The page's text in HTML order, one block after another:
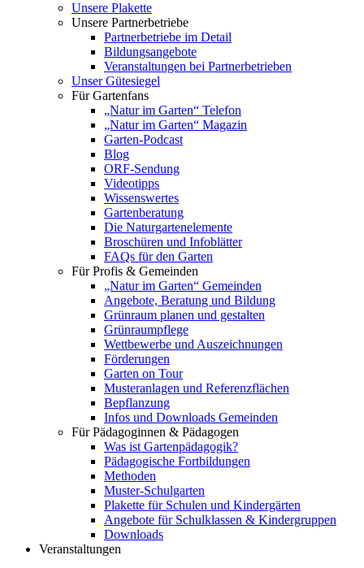
Unsere Plakette
Unsere Partnerbetriebe
Partnerbetriebe im Detail
Bildungsangebote
Veranstaltungen bei Partnerbetrieben
Unser Gütesiegel
Für Gartenfans
„Natur im Garten“ Telefon
„Natur im Garten“ Magazin
Garten-Podcast
Blog
ORF-Sendung
Videotipps
Wissenswertes
Gartenberatung
Die Naturgartenelemente
Broschüren und Infoblätter
FAQs für den Garten
Für Profis & Gemeinden
„Natur im Garten“ Gemeinden
Angebote, Beratung und Bildung
Grünraum planen und gestalten
Grünraumpflege
Wettbewerbe und Auszeichnungen
Förderungen
Garten on Tour
Musteranlagen und Referenzflächen
Bepflanzung
Infos und Downloads Gemeinden
Für Pädagoginnen & Pädagogen
Was ist Gartenpädagogik?
Pädagogische Fortbildungen
Methoden
Muster-Schulgarten
Plakette für Schulen und Kindergärten
Angebote für Schulklassen & Kindergruppen
Downloads
Veranstaltungen